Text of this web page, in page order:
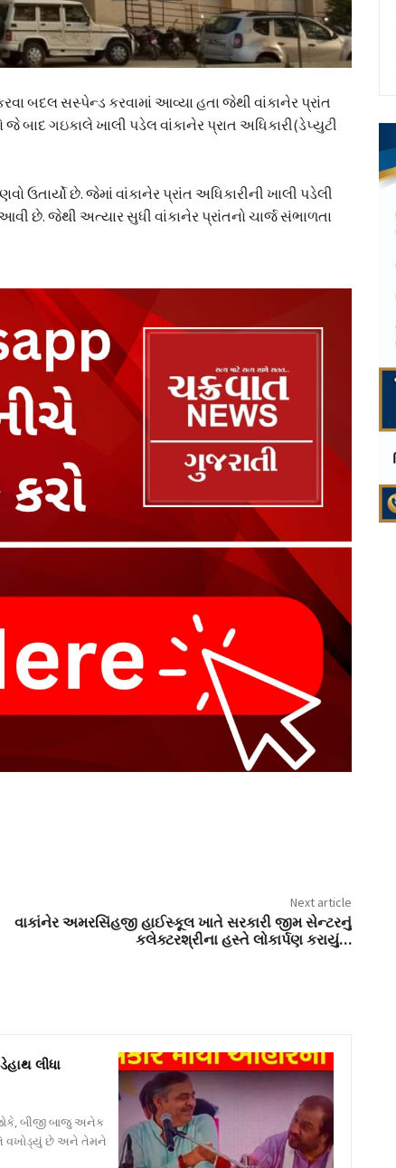
બદલ સસ્પેન્ડ કરવામાં આવ્યા હતા જેથી વાંકાનેર પ્રાંત
બાદ ગઇકાલે ખાલી પડેલ વાંકાનેર પ્રાત અધિકારી(ડેપ્યુટી
છે. જેમાં વાંકાનેર પ્રાંત અધિકારીની ખાલી પડેલી
છે. જેથી અત્યાર સુધી વાંકાનેર પ્રાંતનો ચાર્જ સંભાળતા
Next article
વાકાંનેર અમરસિંહજી હાઈસ્કૂલ ખાતે સરકારી જીમ સેન્ટરનું
કલેક્ટરશ્રીના હસ્તે લોકાર્પણ કરાયું…
લીધા
જોકે, બીજી બાજુ અનેક
વખોડ્યું છે અને તેમને